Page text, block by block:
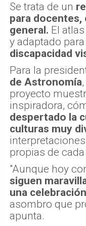
Se trata de un
para
general. El
y adaptado para
discapacidad
Para la
de Astronomía,
proyecto
inspiradora,
despertado la
culturas muy
propias de
"Aunque hoy
siguen
una
asombro que
apunta.